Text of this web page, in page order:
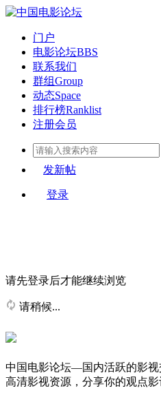
门户
电影论坛BBS
联系我们
群组Group
动态Space
排行榜Ranklist
注册会员
发新帖
登录
请先登录后才能继续浏览
请稍候...
中国电影论坛—国内活跃的影视
高清影视资源，分享你的观点